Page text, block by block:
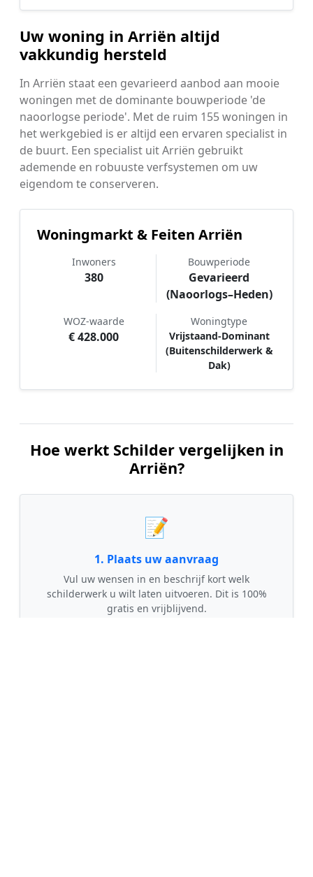
Uw woning in Arriën altijd
vakkundig hersteld
In Arriën staat een gevarieerd aanbod aan mooie
woningen met de dominante bouwperiode 'de
naoorlogse periode'. Met de ruim 155 woningen in
het werkgebied is er altijd een ervaren specialist in
de buurt. Een specialist uit Arriën gebruikt
ademende en robuuste verfsystemen om uw
eigendom te conserveren.
Woningmarkt & Feiten Arriën
Inwoners
380
Bouwperiode
Gevarieerd
(Naoorlogs–Heden)
WOZ-waarde
€ 428.000
Woningtype
Vrijstaand-Dominant
(Buitenschilderwerk &
Dak)
Hoe werkt Schilder vergelijken in
Arriën?
📝
1. Plaats uw aanvraag
Vul uw wensen in en beschrijf kort welk
schilderwerk u wilt laten uitvoeren. Dit is 100%
gratis en vrijblijvend.